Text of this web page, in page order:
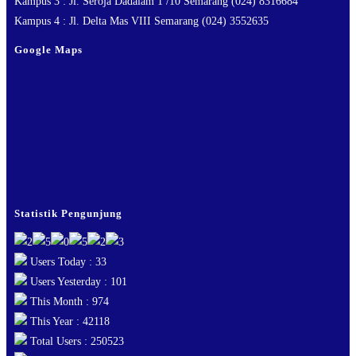
Kampus 4 : Jl. Delta Mas VIII Semarang (024) 3552635
Google Maps
Statistik Pengunjung
Users Today : 33
Users Yesterday : 101
This Month : 974
This Year : 42118
Total Users : 250523